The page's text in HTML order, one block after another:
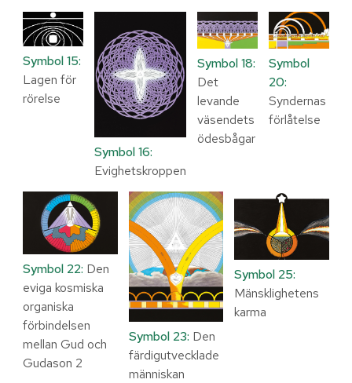
Symbol 15:
Lagen för
rörelse
Symbol 16:
Evighetskroppen
Symbol 18:
Det
levande
väsendets
ödesbågar
Symbol
20:
Syndernas
förlåtelse
Symbol 22: Den
eviga kosmiska
organiska
förbindelsen
mellan Gud och
Gudason 2
Symbol 23: Den
färdigutvecklade
människan
Symbol 25:
Mänsklighetens
karma